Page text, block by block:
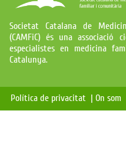
Societat Catalana de
(CAMFiC) és una associació
especialistes en medicina
Catalunya.
Política de privacitat | On som